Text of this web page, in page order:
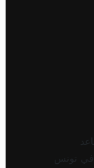
في تونس